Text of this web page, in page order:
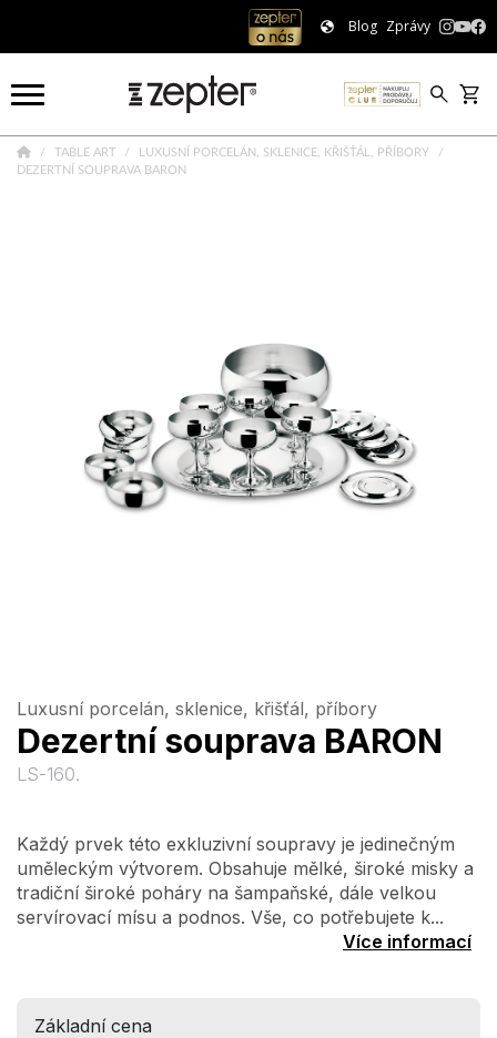
Blog Zprávy
TABLE ART
LUXUSNÍ PORCELÁN, SKLENICE, KŘIŠŤÁL, PŘÍBORY
DEZERTNÍ SOUPRAVA BARON
Luxusní porcelán, sklenice, křišťál, příbory
Dezertní souprava BARON
LS-160.
Každý prvek této exkluzivní soupravy je jedinečným
uměleckým výtvorem. Obsahuje mělké, široké misky a
tradiční široké poháry na šampaňské, dále velkou
servírovací mísu a podnos. Vše, co potřebujete k...
Více informací
Základní cena